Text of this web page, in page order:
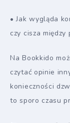
• Jak wygląda
czy cisza między
Na Bookkido
czytać opinie
konieczności
to sporo czasu